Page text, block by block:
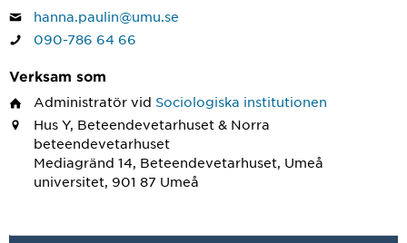
hanna.paulin@umu.se
090-786 64 66
Verksam som
Administratör vid Sociologiska institutionen
Hus Y, Beteendevetarhuset & Norra
beteendevetarhuset
Mediagränd 14, Beteendevetarhuset, Umeå
universitet, 901 87 Umeå